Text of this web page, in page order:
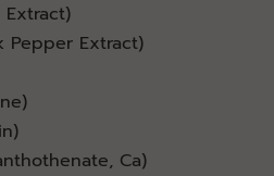
Extract)
Pepper Extract)
Ca)